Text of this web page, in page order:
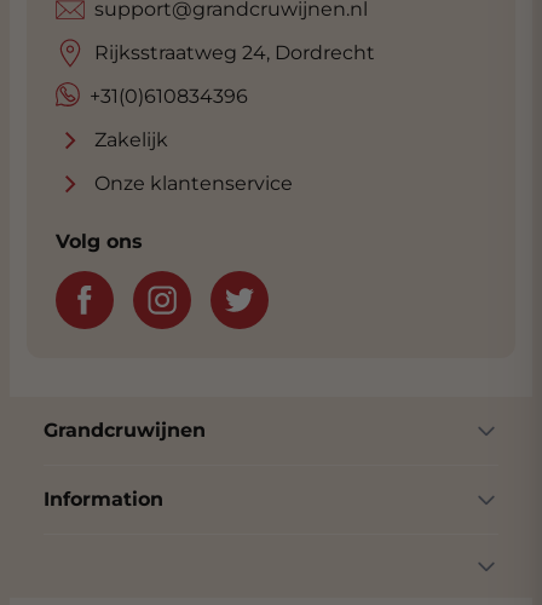
+31(0)610834396
support@grandcruwijnen.nl
Rijksstraatweg 24, Dordrecht
Zakelijk
Onze klantenservice
Volg ons
Grandcruwijnen
Information